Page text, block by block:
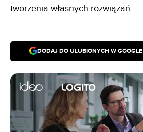
tworzenia własnych rozwiązań.
DODAJ DO ULUBIONYCH W GOOGLE